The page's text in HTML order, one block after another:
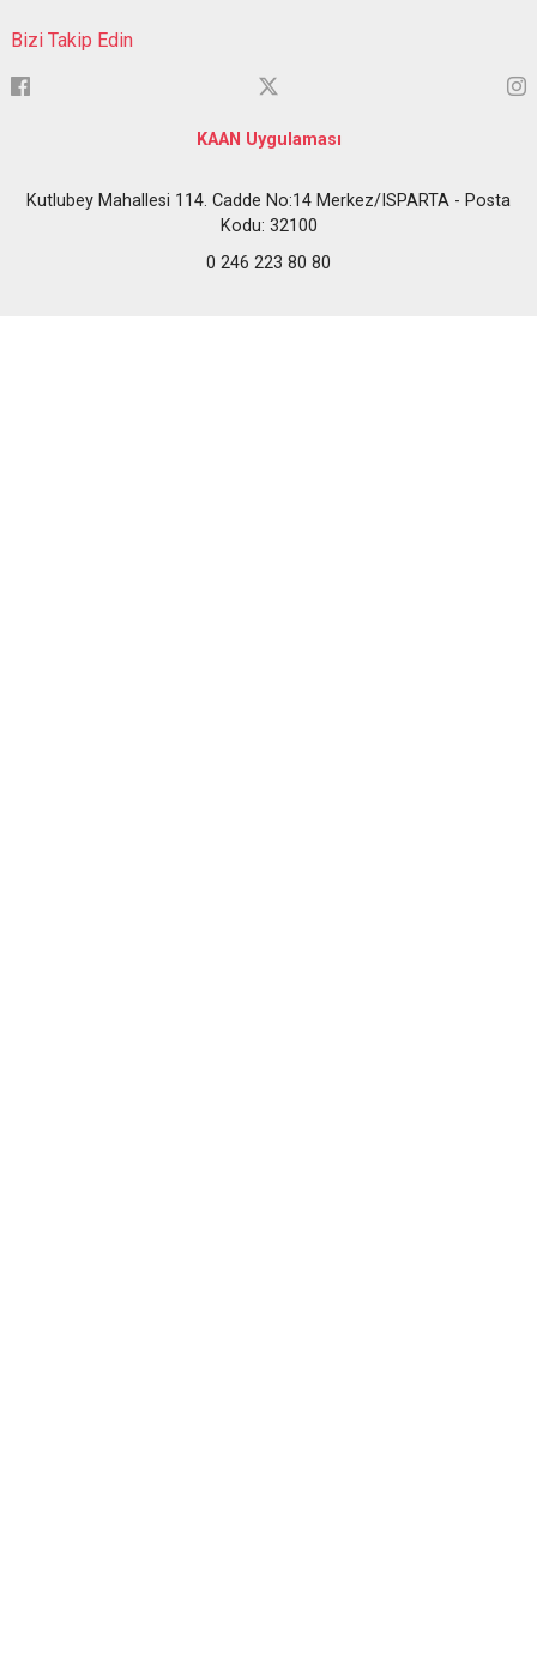
Bizi Takip Edin
KAAN Uygulaması
Kutlubey Mahallesi 114. Cadde No:14 Merkez/ISPARTA - Posta
Kodu: 32100
0 246 223 80 80